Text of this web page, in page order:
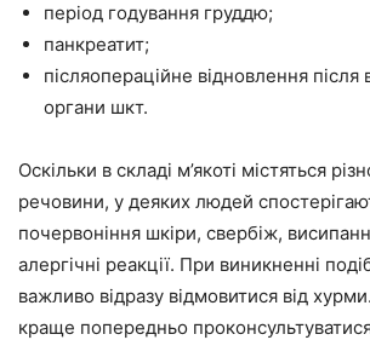
період годування груддю;
панкреатит;
післяопераційне відновлення після
органи шкт.
Оскільки в складі м’якоті містяться
речовини, у деяких людей
почервоніння шкіри, свербіж,
алергічні реакції. При виникненні
важливо відразу відмовитися від
краще попередньо